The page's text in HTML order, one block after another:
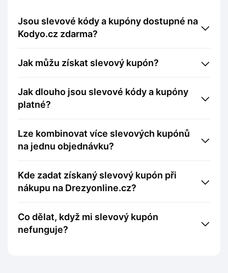
Jsou slevové kódy a kupóny dostupné na
Kodyo.cz zdarma?
Jak můžu získat slevový kupón?
Jak dlouho jsou slevové kódy a kupóny
platné?
Lze kombinovat více slevových kupónů
na jednu objednávku?
Kde zadat získaný slevový kupón při
nákupu na Drezyonline.cz?
Co dělat, když mi slevový kupón
nefunguje?